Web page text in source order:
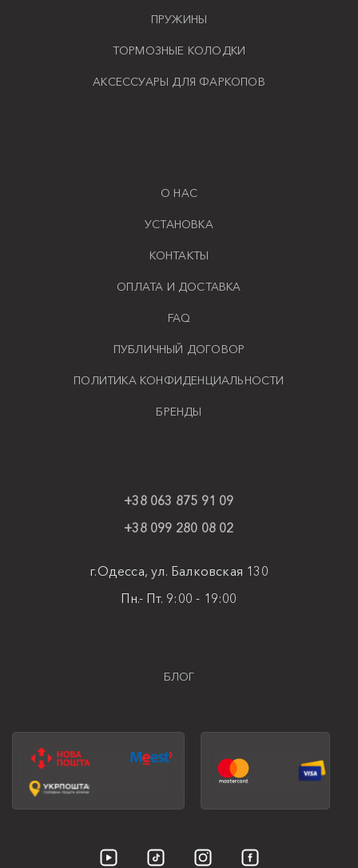
ПРУЖИНЫ
ТОРМОЗНЫЕ КОЛОДКИ
АКСЕССУАРЫ ДЛЯ ФАРКОПОВ
О НАС
УСТАНОВКА
КОНТАКТЫ
ОПЛАТА И ДОСТАВКА
FAQ
ПУБЛИЧНЫЙ ДОГОВОР
ПОЛИТИКА КОНФИДЕНЦИАЛЬНОСТИ
БРЕНДЫ
+38 063 875 91 09
+38 099 280 08 02
г.Одесса, ул. Балковская 130
Пн.- Пт. 9:00 - 19:00
БЛОГ